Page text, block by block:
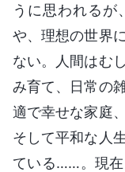
うに思われるが
や、理想の世界
ない。人間はむ
み育て、日常の
適で幸せな家庭
そして平和な人
ている……。現在